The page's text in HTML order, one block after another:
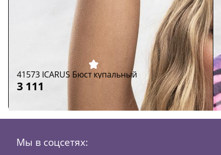
41573 ICARUS Бюст купальный
3 111
Цвет: Сиреневый
Мы в соцсетях: